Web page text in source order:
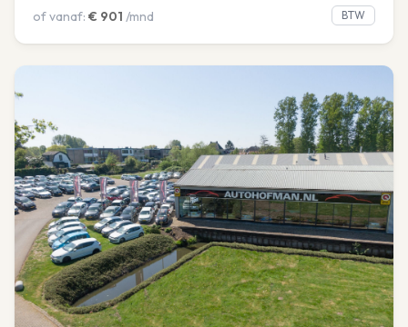
of vanaf: € 901 /mnd BTW